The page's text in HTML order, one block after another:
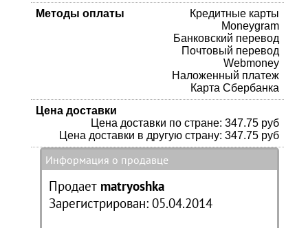
Методы оплаты
Кредитные карты
Moneygram
Банковский перевод
Почтовый перевод
Webmoney
Наложенный платеж
Карта Сбербанка
Цена доставки
Цена доставки по стране: 347.75 руб
Цена доставки в другую страну: 347.75 руб
Информация о продавце
Продает matryoshka
Зарегистрирован: 05.04.2014